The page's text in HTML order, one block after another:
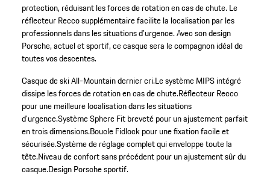
protection, réduisant les forces de rotation en cas de chute. Le
réflecteur Recco supplémentaire facilite la localisation par les
professionnels dans les situations d’urgence. Avec son design
Porsche, actuel et sportif, ce casque sera le compagnon idéal de
toutes vos descentes.
Casque de ski All-Mountain dernier cri.Le système MIPS intégré
dissipe les forces de rotation en cas de chute.Réflecteur Recco
pour une meilleure localisation dans les situations
d’urgence.Système Sphere Fit breveté pour un ajustement parfait
en trois dimensions.Boucle Fidlock pour une fixation facile et
sécurisée.Système de réglage complet qui enveloppe toute la
tête.Niveau de confort sans précédent pour un ajustement sûr du
casque.Design Porsche sportif.